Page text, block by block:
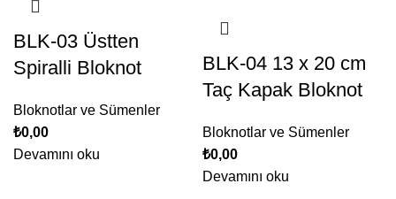
BLK-03 Üstten
Spiralli Bloknot
Bloknotlar ve Sümenler
₺0,00
Devamını oku
BLK-04 13 x 20 cm
Taç Kapak Bloknot
Bloknotlar ve Sümenler
₺0,00
Devamını oku